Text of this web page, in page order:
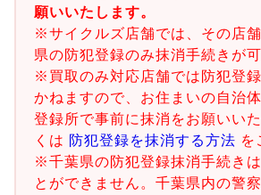
願いいたします。
※サイクルズ店舗では、その店
県の防犯登録のみ抹消手続きが可
※買取のみ対応店舗では防犯登
かねますので、お住まいの自治
登録所で事前に抹消をお願いい
くは 防犯登録を抹消する方法 を
※千葉県の防犯登録抹消手続き
とができません。千葉県内の警